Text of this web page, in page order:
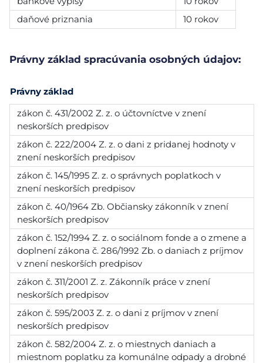
daňové priznania
10 rokov
Právny základ spracúvania osobných údajov:
Právny základ
zákon č. 431/2002 Z. z. o účtovníctve v znení
neskorších predpisov
zákon č. 222/2004 Z. z. o dani z pridanej hodnoty v
znení neskorších predpisov
zákon č. 145/1995 Z. z. o správnych poplatkoch v
znení neskorších predpisov
zákon č. 40/1964 Zb. Občiansky zákonník v znení
neskorších predpisov
zákon č. 152/1994 Z. z. o sociálnom fonde a o zmene a
doplnení zákona č. 286/1992 Zb. o daniach z príjmov
v znení neskorších predpisov
zákon č. 311/2001 Z. z. Zákonník práce v znení
neskorších predpisov
zákon č. 595/2003 Z. z. o dani z príjmov v znení
neskorších predpisov
zákon č. 582/2004 Z. z. o miestnych daniach a
miestnom poplatku za komunálne odpady a drobné